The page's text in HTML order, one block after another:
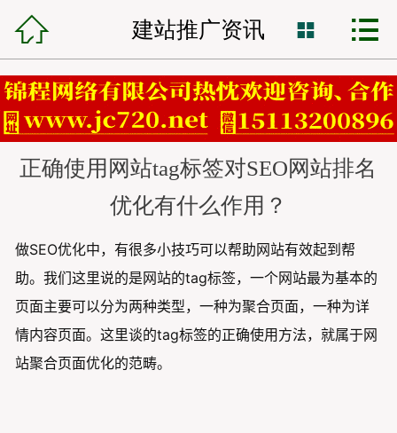
 锦程首页
网站建设
小程序开发
VR全景制作
全网营销
网站托管
锦程资讯
 建站推广资讯  
正确使用网站tag标签对SEO网站排名
优化有什么作用？
做SEO优化中，有很多小技巧可以帮助网站有效起到帮
助。我们这里说的是网站的tag标签，一个网站最为基本的
页面主要可以分为两种类型，一种为聚合页面，一种为详
情内容页面。这里谈的tag标签的正确使用方法，就属于网
站聚合页面优化的范畴。